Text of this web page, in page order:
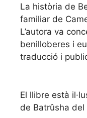
La història de
familiar de
L’autora va
benilloberes i
traducció i pub
El llibre està
de Batrûsha